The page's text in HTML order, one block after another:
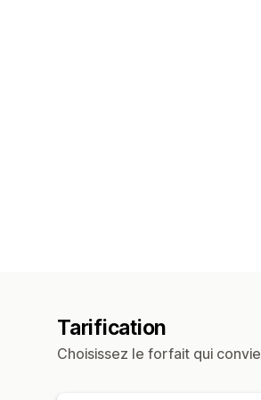
Tarification
Choisissez le forfait qui